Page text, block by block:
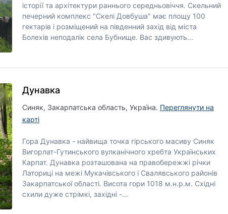
історії та архітектури раннього середньовіччя. Скельний
печерний комплекс "Скелі Довбуша" має площу 100
гектарів і розміщений на південний захід від міста
Болехів неподалік села Бубнище. Вас здивують...
Дунавка
Синяк, Закарпатська область, Україна. Переглянути на
карті
Гора Дунавка - найвища точка гірського масиву Синяк
Вигорлат-Гутинського вулканічного хребта Українських
Карпат. Дунавка розташована на правобережжі річки
Латориці на межі Мукачівського і Свалявського районів
Закарпатської області. Висота гори 1018 м.н.р.м. Східні
схили дуже стрімкі, західні -...